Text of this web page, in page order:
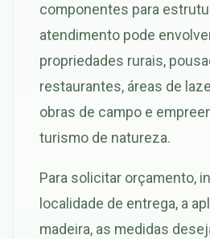
componentes para
atendimento pode
propriedades rurais,
restaurantes, áreas de
obras de campo e
turismo de natureza.
Para solicitar orçamento,
localidade de entrega, a
madeira, as medidas